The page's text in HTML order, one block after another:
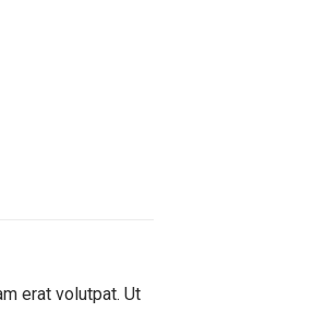
erat volutpat. Ut